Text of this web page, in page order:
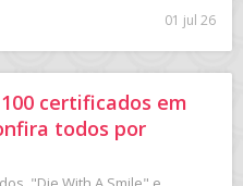
01 jul 26
certificados em
todos por